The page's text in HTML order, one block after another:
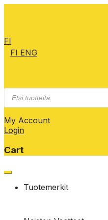
FI
FI ENG
Products
search
My Account
Login
Cart
Skip
contentTuotemerkit